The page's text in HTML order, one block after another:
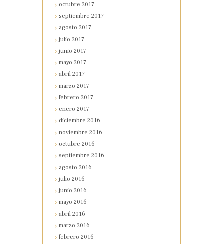
octubre2017
septiembre2017
agosto2017
julio2017
junio2017
mayo2017
abril2017
marzo2017
febrero2017
enero2017
diciembre2016
noviembre2016
octubre2016
septiembre2016
agosto2016
julio2016
junio2016
mayo2016
abril2016
marzo2016
febrero2016